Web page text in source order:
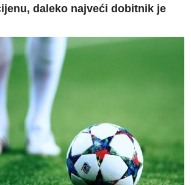
daleko najveći dobitnik je